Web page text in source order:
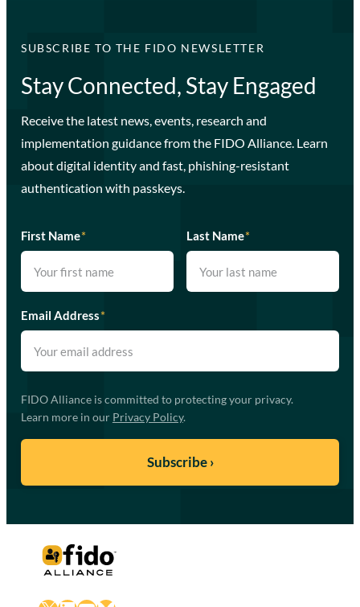
SUBSCRIBE TO THE FIDO NEWSLETTER
Stay Connected, Stay Engaged
Receive the latest news, events, research and
implementation guidance from the FIDO Alliance. Learn
about digital identity and fast, phishing-resistant
authentication with passkeys.
First Name* Last Name*
Email Address*
FIDO Alliance is committed to protecting your privacy.
Learn more in our Privacy Policy.